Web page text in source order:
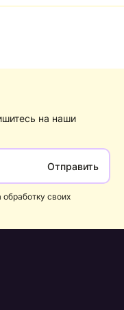
на наши
Отправить
своих